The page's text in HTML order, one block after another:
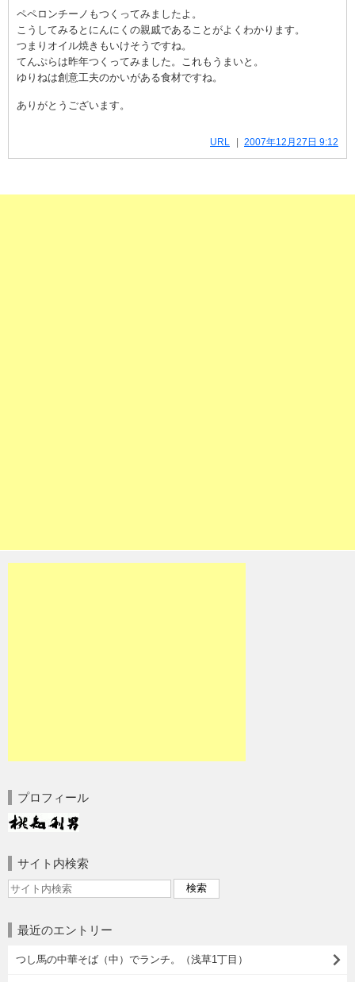
ペペロンチーノもつくってみましたよ。
こうしてみるとにんにくの親戚であることがよくわかります。
つまりオイル焼きもいけそうですね。
てんぷらは昨年つくってみました。これもうまいと。
ゆりねは創意工夫のかいがある食材ですね。
ありがとうございます。
URL 2007年12月27日 9:12
プロフィール
サイト内検索
最近のエントリー
つし馬の中華そば（中）でランチ。（浅草1丁目）